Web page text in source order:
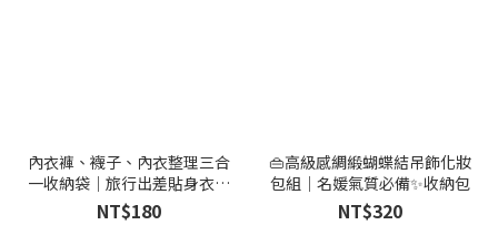
內衣褲、襪子、內衣整理三合
一收納袋｜旅行出差貼身衣物
收納神器✨
NT$180
👜高級感綢緞蝴蝶結吊飾化妝
包組｜名媛氣質必備✨收納包
NT$320